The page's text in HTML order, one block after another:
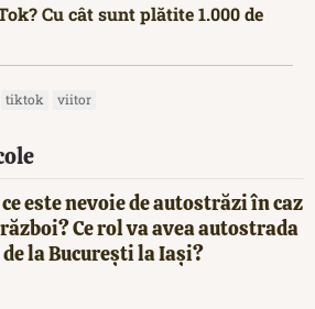
Cu cât sunt plătite 1.000 de
tiktok viitor
ce este nevoie de autostrăzi în caz
Ce rol va avea autostrada
de la București la Iași?